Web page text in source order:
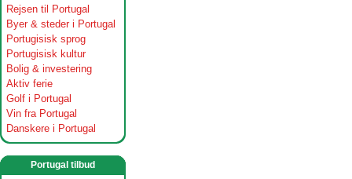
Rejsen til Portugal
Byer & steder i Portugal
Portugisisk sprog
Portugisisk kultur
Bolig & investering
Aktiv ferie
Golf i Portugal
Vin fra Portugal
Danskere i Portugal
Portugal tilbud